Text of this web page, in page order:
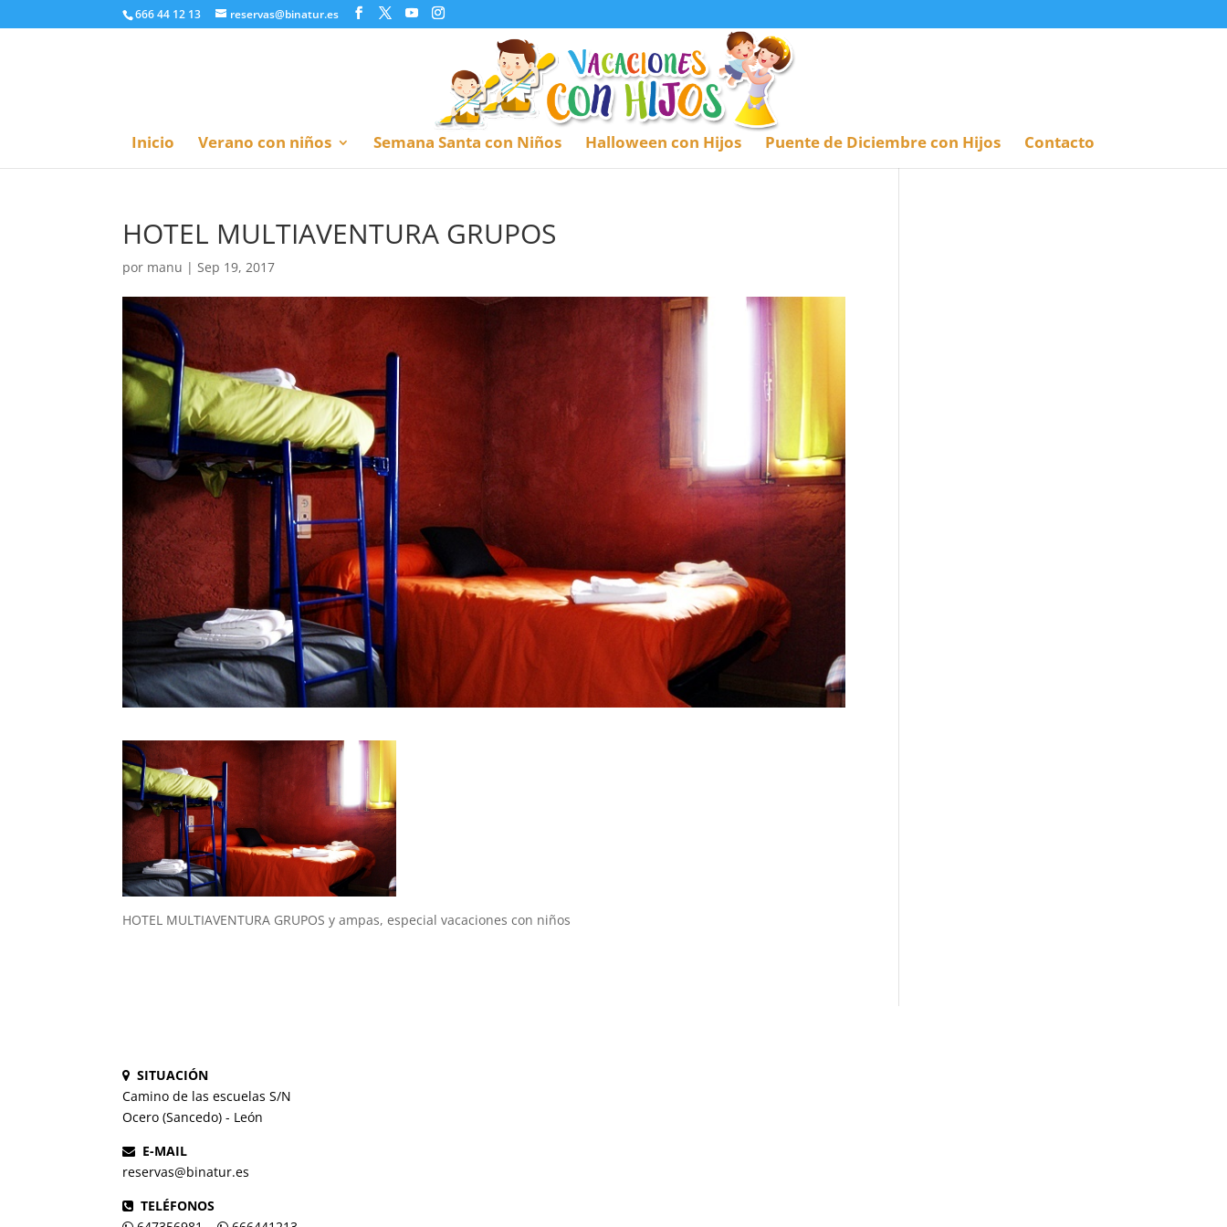
666 44 12 13 reservas@binatur.es
Inicio Verano con niños Semana Santa con Niños Halloween con Hijos Puente de Diciembre con Hijos Contacto
HOTEL MULTIAVENTURA GRUPOS
por manu |Sep 19, 2017
HOTEL MULTIAVENTURA GRUPOS y ampas, especial vacaciones con niños
SITUACIÓN
Camino de las escuelas S/N
Ocero (Sancedo) - León
E-MAIL
reservas@binatur.es
TELÉFONOS